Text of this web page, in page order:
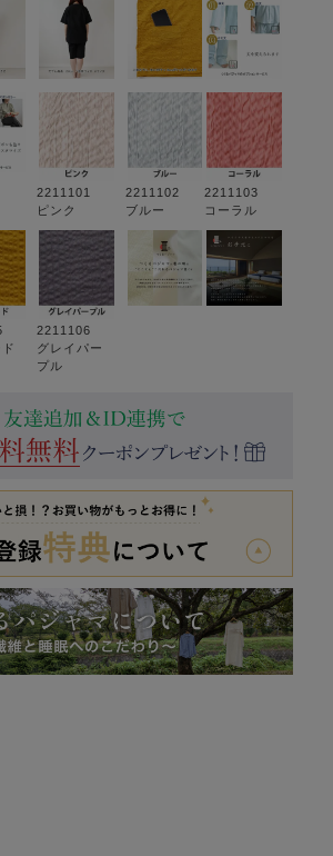
2211101
ピンク
2211102
ブルー
2211103
コーラル
2211106
グレイパー
プル